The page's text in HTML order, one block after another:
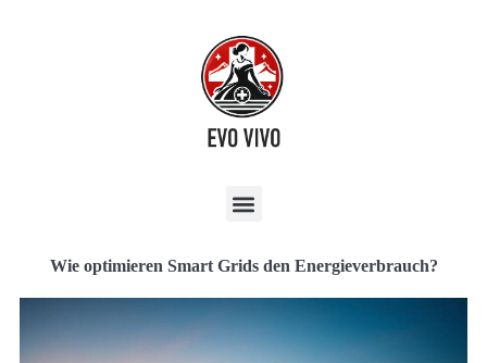
Wie optimieren Smart Grids den Energieverbrauch?